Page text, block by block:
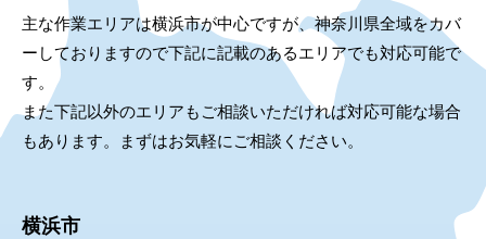
主な作業エリアは横浜市が中心ですが、神奈川県全域をカバ
ーしておりますので下記に記載のあるエリアでも対応可能で
す。
また下記以外のエリアもご相談いただければ対応可能な場合
もあります。まずはお気軽にご相談ください。
横浜市